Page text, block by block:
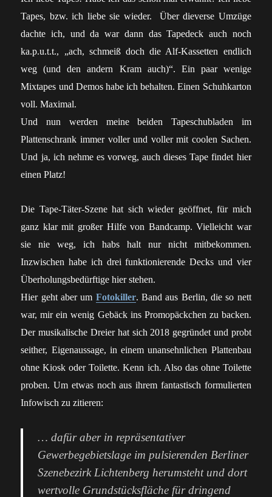
Tapes, bzw. ich liebe sie wieder. Über dieverse Umzüge
dachte ich, und da war dann das Tapedeck auch noch
ka.p.u.t.t., „ach, schmeiß doch die Alf-Kassetten endlich
weg (und den andern Kram auch)“. Ein paar wenige
Mixtapes und Demos habe ich behalten. Einen Schuhkarton
voll. Maximal.
Und nun werden meine beiden Tapeschubladen im
Plattenschrank immer voller und voller mit coolen Sachen.
Und ja, ich nehme es vorweg, auch dieses Tape findet hier
einen Platz!
Die Tape-Täter-Szene hat sich wieder geöffnet, für mich
ganz klar mit großer Hilfe von Bandcamp. Vielleicht war
sie nie weg, ich habs halt nur nicht mitbekommen.
Inzwischen habe ich drei funktionierende Decks und vier
Überholungsbedürftige hier stehen.
Hier geht aber um Fotokiller. Band aus Berlin, die so nett
war, mir ein wenig Gebäck ins Promopäckchen zu backen.
Der musikalische Dreier hat sich 2018 gegründet und probt
seither, Eigenaussage, in einem unansehnlichen Plattenbau
ohne Kiosk oder Toilette. Kenn ich. Also das ohne Toilette
proben. Um etwas noch aus ihrem fantastisch formulierten
Infowisch zu zitieren:
… dafür aber in repräsentativer
Gewerbegebietslage im pulsierenden Berliner
Szenebezirk Lichtenberg herumsteht und dort
wertvolle Grundstücksfläche für dringend